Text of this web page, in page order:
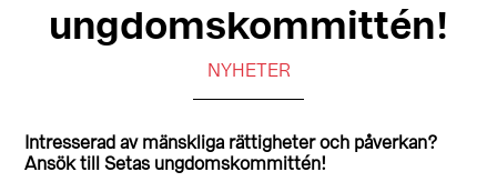
ungdomskommittén!
NYHETER
Intresserad av mänskliga rättigheter och påverkan?
Ansök till Setas ungdomskommittén!